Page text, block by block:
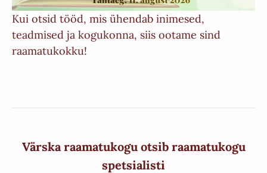
Kui otsid tööd, mis ühendab inimesed,
teadmised ja kogukonna, siis ootame sind
raamatukokku!
Värska raamatukogu otsib raamatukogu
spetsialisti